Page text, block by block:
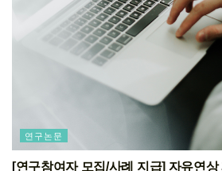
연구논문
[연구참여자 모집/사례 지급] 자유연